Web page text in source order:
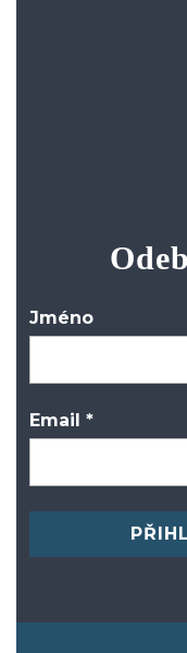
Jméno
Email *